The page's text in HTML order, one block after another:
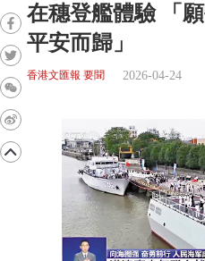
在穗登艦體驗 「
平安而歸」
香港文匯報 要聞 2026-04-24